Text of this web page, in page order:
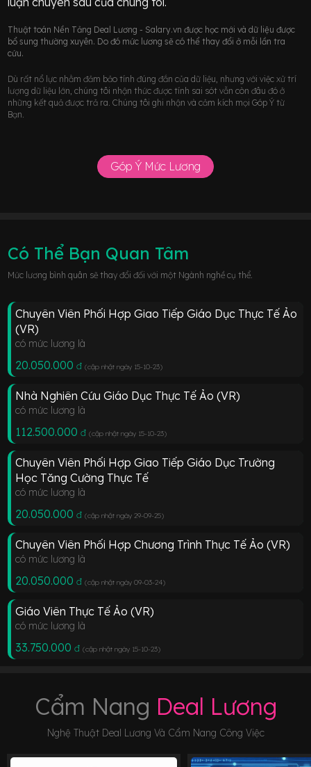
Thuật toán Nền Tảng Deal Lương - Salary.vn được học mới và dữ liệu được
bổ sung thường xuyên. Do đó mức lương sẽ có thể thay đổi ở mỗi lần tra
cứu.
Dù rất nổ lực nhằm đảm bảo tính đúng đắn của dữ liệu, nhưng với việc xử trí
lượng dữ liệu lớn, chúng tôi nhận thức được tính sai sót vẫn còn đâu đó ở
những kết quả được trả ra. Chúng tôi ghi nhận và cảm kích mọi Góp Ý từ
Bạn.
Góp Ý Mức Lương
Có Thể Bạn Quan Tâm
Mức lương bình quân sẽ thay đổi đối với một Ngành nghề cụ thể.
Chuyên Viên Phối Hợp Giao Tiếp Giáo Dục Thực Tế Ảo
(VR)
có mức lương là
20.050.000 đ (cập nhật ngày 15-10-23)
Nhà Nghiên Cứu Giáo Dục Thực Tế Ảo (VR)
có mức lương là
112.500.000 đ (cập nhật ngày 15-10-23)
Chuyên Viên Phối Hợp Giao Tiếp Giáo Dục Trường
Học Tăng Cường Thực Tế
có mức lương là
20.050.000 đ (cập nhật ngày 29-09-25)
Chuyên Viên Phối Hợp Chương Trình Thực Tế Ảo (VR)
có mức lương là
20.050.000 đ (cập nhật ngày 09-03-24)
Giáo Viên Thực Tế Ảo (VR)
có mức lương là
33.750.000 đ (cập nhật ngày 15-10-23)
Cẩm Nang Deal Lương
Nghệ Thuật Deal Lương Và Cẩm Nang Công Việc